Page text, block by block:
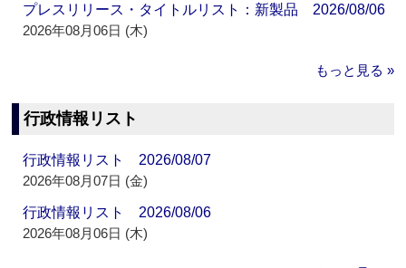
プレスリリース・タイトルリスト：新製品 2026/08/06
2026年08月06日 (木)
もっと見る »
行政情報リスト
行政情報リスト 2026/08/07
2026年08月07日 (金)
行政情報リスト 2026/08/06
2026年08月06日 (木)